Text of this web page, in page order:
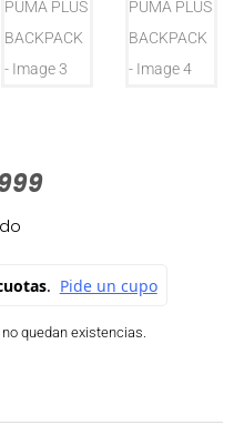
quedan existencias.